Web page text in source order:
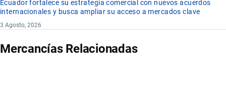
Ecuador fortalece su estrategia comercial con nuevos acuerdos
internacionales y busca ampliar su acceso a mercados clave
3 Agosto, 2026
Mercancías Relacionadas